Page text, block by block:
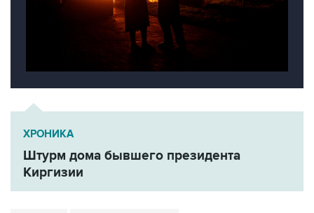
ХРОНИКА
Штурм дома бывшего президента
Киргизии